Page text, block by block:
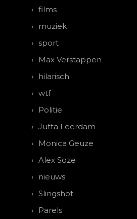
films
muziek
sport
Max Verstappen
hilarisch
wtf
Politie
Jutta Leerdam
Monica Geuze
Alex Soze
nieuws
Slingshot
Parels